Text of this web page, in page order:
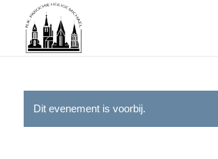
Dit evenement is voorbij.